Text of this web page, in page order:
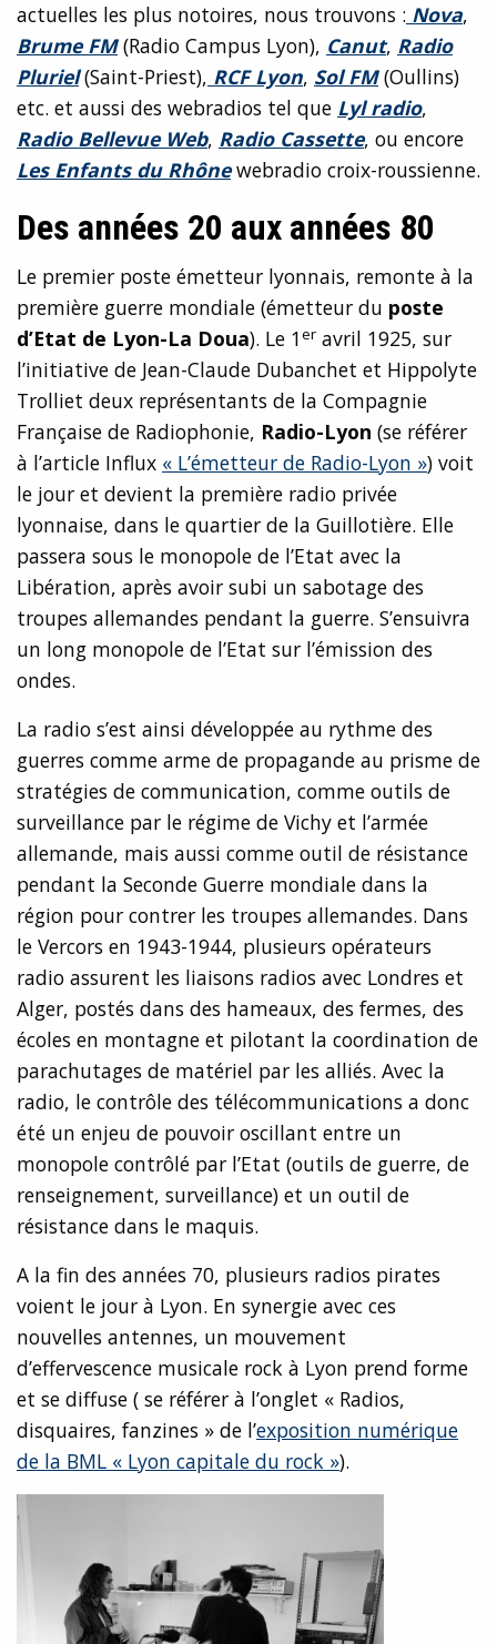
actuelles les plus notoires, nous trouvons : Nova,
Brume FM(Radio Campus Lyon), Canut, Radio
Pluriel(Saint-Priest), RCF Lyon, Sol FM(Oullins)
etc. et aussi des webradios tel que Lyl radio,
Radio Bellevue Web, Radio Cassette, ou encore
Les Enfants du Rhônewebradio croix-roussienne.
Des années 20 aux années 80
Le premier poste émetteur lyonnais, remonte à la
première guerre mondiale (émetteur du poste
d’Etat de Lyon-La Doua). Le 1er avril 1925, sur
l’initiative de Jean-Claude Dubanchet et Hippolyte
Trolliet deux représentants de la Compagnie
Française de Radiophonie, Radio-Lyon (se référer
à l’article Influx « L’émetteur de Radio-Lyon ») voit
le jour et devient la première radio privée
lyonnaise, dans le quartier de la Guillotière. Elle
passera sous le monopole de l’Etat avec la
Libération, après avoir subi un sabotage des
troupes allemandes pendant la guerre. S’ensuivra
un long monopole de l’Etat sur l’émission des
ondes.
La radio s’est ainsi développée au rythme des
guerres comme arme de propagande au prisme de
stratégies de communication, comme outils de
surveillance par le régime de Vichy et l’armée
allemande, mais aussi comme outil de résistance
pendant la Seconde Guerre mondiale dans la
région pour contrer les troupes allemandes. Dans
le Vercors en 1943-1944, plusieurs opérateurs
radio assurent les liaisons radios avec Londres et
Alger, postés dans des hameaux, des fermes, des
écoles en montagne et pilotant la coordination de
parachutages de matériel par les alliés. Avec la
radio, le contrôle des télécommunications a donc
été un enjeu de pouvoir oscillant entre un
monopole contrôlé par l’Etat (outils de guerre, de
renseignement, surveillance) et un outil de
résistance dans le maquis.
A la fin des années 70, plusieurs radios pirates
voient le jour à Lyon. En synergie avec ces
nouvelles antennes, un mouvement
d’effervescence musicale rock à Lyon prend forme
et se diffuse ( se référer à l’onglet « Radios,
disquaires, fanzines » de l’exposition numérique
de la BML « Lyon capitale du rock »).